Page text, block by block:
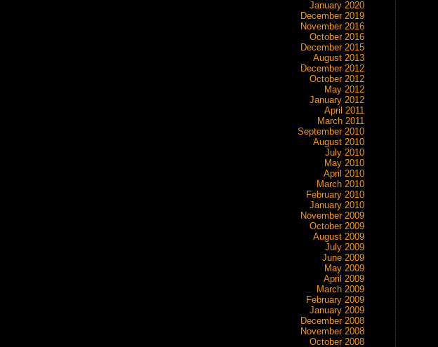
January 2020
December 2019
November 2016
October 2016
December 2015
August 2013
December 2012
October 2012
May 2012
January 2012
April 2011
March 2011
September 2010
August 2010
July 2010
May 2010
April 2010
March 2010
February 2010
January 2010
November 2009
October 2009
August 2009
July 2009
June 2009
May 2009
April 2009
March 2009
February 2009
January 2009
December 2008
November 2008
October 2008